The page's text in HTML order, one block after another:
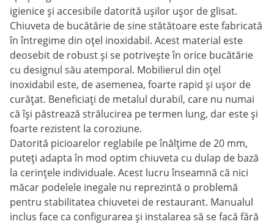
igienice și accesibile datorită ușilor ușor de glisat.
Chiuveta de bucătărie de sine stătătoare este fabricată
în întregime din oțel inoxidabil. Acest material este
deosebit de robust și se potrivește în orice bucătărie
cu designul său atemporal. Mobilierul din oțel
inoxidabil este, de asemenea, foarte rapid și ușor de
curățat. Beneficiați de metalul durabil, care nu numai
că își păstrează strălucirea pe termen lung, dar este și
foarte rezistent la coroziune.
Datorită picioarelor reglabile pe înălțime de 20 mm,
puteți adapta în mod optim chiuveta cu dulap de bază
la cerințele individuale. Acest lucru înseamnă că nici
măcar podelele inegale nu reprezintă o problemă
pentru stabilitatea chiuvetei de restaurant. Manualul
inclus face ca configurarea și instalarea să se facă fără